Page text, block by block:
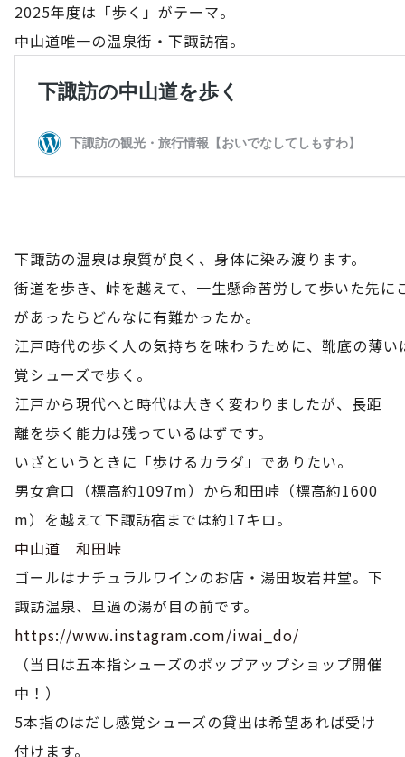
2025年度は「歩く」がテーマ。
中山道唯一の温泉街・下諏訪宿。
下諏訪の温泉は泉質が良く、身体に染み渡ります。
街道を歩き、峠を越えて、一生懸命苦労して歩いた先に
があったらどんなに有難かったか。
江戸時代の歩く人の気持ちを味わうために、靴底の薄い
覚シューズで歩く。
江戸から現代へと時代は大きく変わりましたが、長距
離を歩く能力は残っているはずです。
いざというときに「歩けるカラダ」でありたい。
男女倉口（標高約1097m）から和田峠（標高約1600
m）を越えて下諏訪宿までは約17キロ。
中山道 和田峠
ゴールはナチュラルワインのお店・湯田坂岩井堂。下
諏訪温泉、旦過の湯が目の前です。
https://www.instagram.com/iwai_do/
（当日は五本指シューズのポップアップショップ開催
中！）
5本指のはだし感覚シューズの貸出は希望あれば受け
付けます。